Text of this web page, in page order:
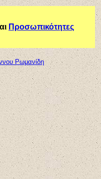
Προσωπικότητες
Ρωμανίδη